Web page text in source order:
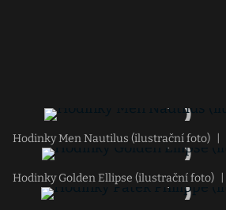
Hodinky Men Nautilus (ilustrační foto)
Hodinky Golden Ellipse (ilustrační foto)